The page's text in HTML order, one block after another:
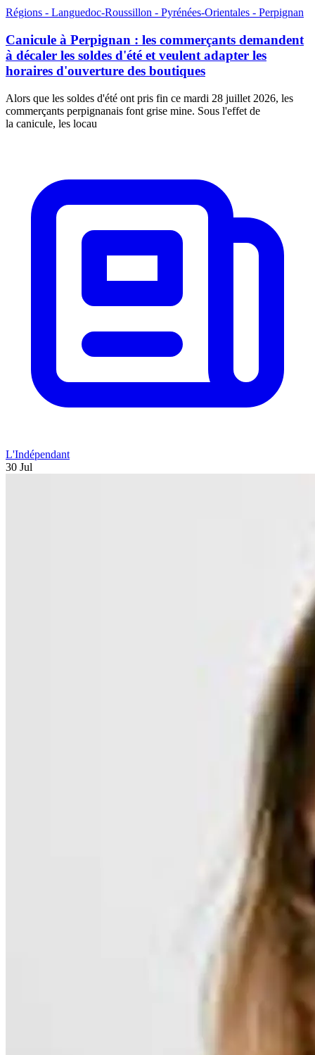
Régions - Languedoc-Roussillon - Pyrénées-Orientales - Perpignan
Canicule à Perpignan : les commerçants demandent
à décaler les soldes d'été et veulent adapter les
horaires d'ouverture des boutiques
Alors que les soldes d'été ont pris fin ce mardi 28 juillet 2026, les
commerçants perpignanais font grise mine. Sous l'effet de
la canicule, les locau
L'Indépendant
30 Jul